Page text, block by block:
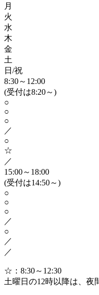
月
火
水
木
金
土
日/祝
8:30～12:00
(受付は8:20～)
○
○
○
／
○
☆
／
15:00～18:00
(受付は14:50～)
○
○
○
／
○
／
／
☆：8:30～12:30
土曜日の12時以降は、夜